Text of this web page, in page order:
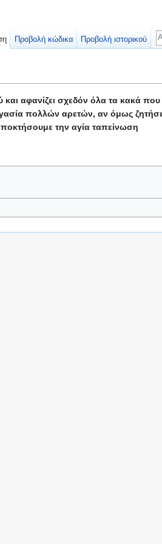
αφανίζει σχεδόν όλα τα κακά
πολλών αρετών, αν όμως
την αγία ταπείνωση
Προβολή κώδικα Προβολή ιστορικού